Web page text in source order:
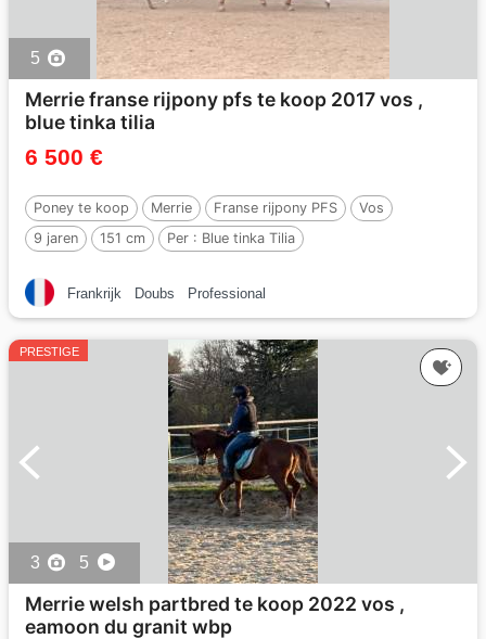
5
Merrie franse rijpony pfs te koop 2017 vos ,
blue tinka tilia
6 500 €
Poney te koop Merrie Franse rijpony PFS
Vos
9 jaren
151 cm Per : Blue tinka Tilia
Frankrijk Doubs Professional
PRESTIGE
3 5
Merrie welsh partbred te koop 2022 vos ,
eamoon du granit wbp